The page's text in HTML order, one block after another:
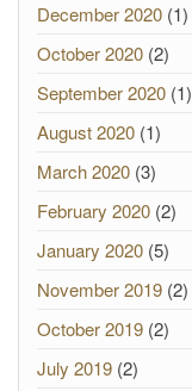
December 2020 (1)
October 2020 (2)
September 2020 (1)
August 2020 (1)
March 2020 (3)
February 2020 (2)
January 2020 (5)
November 2019 (2)
October 2019 (2)
July 2019 (2)